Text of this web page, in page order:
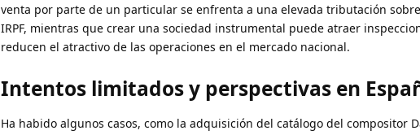
venta por parte de un particular se enfrenta a una elevada tributación
IRPF, mientras que crear una sociedad instrumental puede atraer
reducen el atractivo de las operaciones en el mercado nacional.
Intentos limitados y perspectivas en
Ha habido algunos casos, como la adquisición del catálogo del compositor